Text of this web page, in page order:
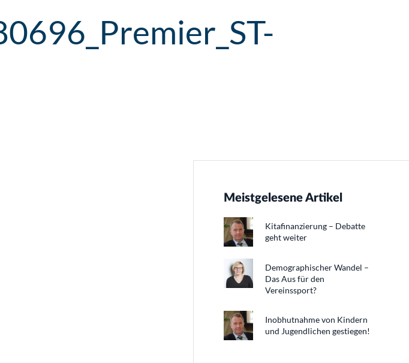
Meistgelesene Artikel
Kitafinanzierung – Debatte
geht weiter
Demographischer Wandel –
Das Aus für den
Vereinssport?
Inobhutnahme von Kindern
und Jugendlichen gestiegen!